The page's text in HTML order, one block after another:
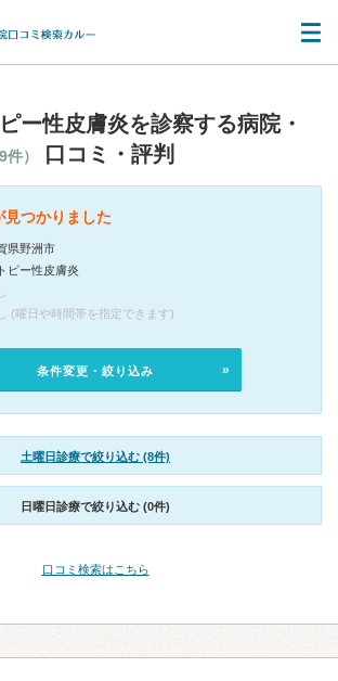
ー性皮膚炎を診察する病院・
9件） 口コミ・評判
つかりました
県野洲市
ピー性皮膚炎
(曜日や時間帯を指定できます)
条件変更・絞り込み
土曜日診療で絞り込む (8件)
日曜日診療で絞り込む (0件)
口コミ検索はこちら